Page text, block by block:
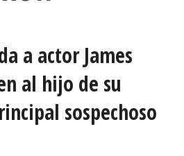
a actor James
al hijo de su
sospechoso